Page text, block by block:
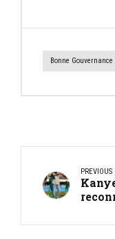
Bonne Gouvernance
PREVIOUS